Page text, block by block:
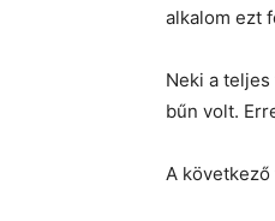
alkalom ezt
Neki a
bűn volt.
A